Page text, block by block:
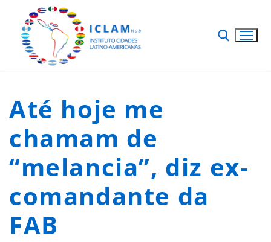
Até hoje me
chamam de
“melancia”, diz ex-
comandante da
FAB